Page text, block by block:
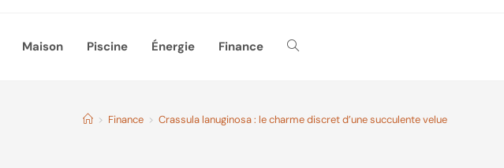
Maison Piscine Énergie Finance
Toggle
> Finance > Crassula lanuginosa : le charme discret d’une succulente velue